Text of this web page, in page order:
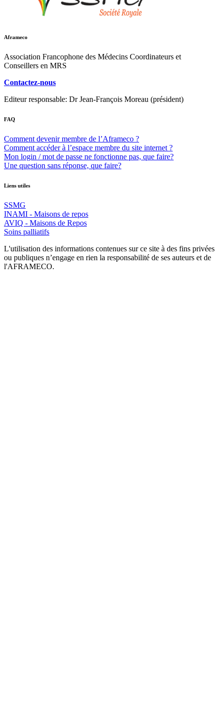
Aframeco
Association Francophone des Médecins Coordinateurs et
Conseillers en MRS
Contactez-nous
Editeur responsable: Dr Jean-François Moreau (président)
FAQ
Comment devenir membre de l’Aframeco ?
Comment accéder à l’espace membre du site internet ?
Mon login / mot de passe ne fonctionne pas, que faire?
Une question sans réponse, que faire?
Liens utiles
SSMG
INAMI - Maisons de repos
AVIQ - Maisons de Repos
Soins palliatifs
L'utilisation des informations contenues sur ce site à des fins privées
ou publiques n’engage en rien la responsabilité de ses auteurs et de
l'AFRAMECO.